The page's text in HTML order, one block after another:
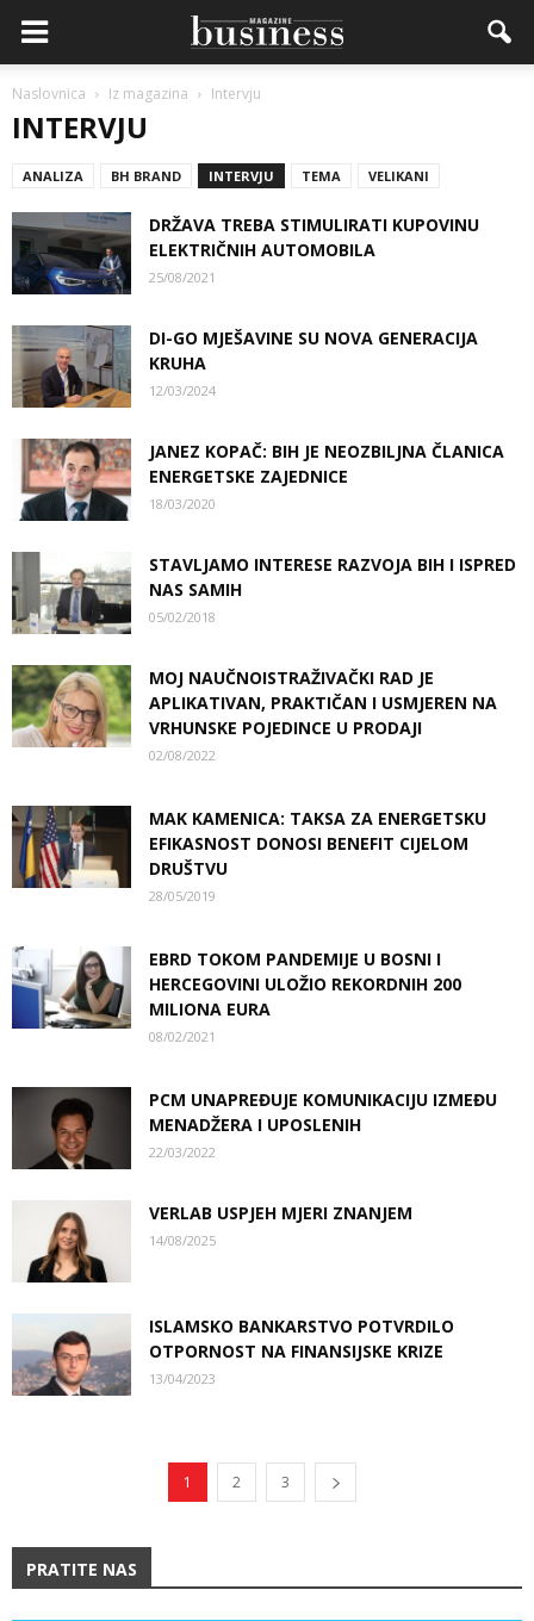
Naslovnica Iz magazina Intervju
INTERVJU
ANALIZA BH BRAND INTERVJU TEMA VELIKANI
DRŽAVA TREBA STIMULIRATI KUPOVINU
ELEKTRIČNIH AUTOMOBILA
25/08/2021
DI-GO MJEŠAVINE SU NOVA GENERACIJA
KRUHA
12/03/2024
JANEZ KOPAČ: BIH JE NEOZBILJNA ČLANICA
ENERGETSKE ZAJEDNICE
18/03/2020
STAVLJAMO INTERESE RAZVOJA BIH I ISPRED
NAS SAMIH
05/02/2018
MOJ NAUČNOISTRAŽIVAČKI RAD JE
APLIKATIVAN, PRAKTIČAN I USMJEREN NA
VRHUNSKE POJEDINCE U PRODAJI
02/08/2022
MAK KAMENICA: TAKSA ZA ENERGETSKU
EFIKASNOST DONOSI BENEFIT CIJELOM
DRUŠTVU
28/05/2019
EBRD TOKOM PANDEMIJE U BOSNI I
HERCEGOVINI ULOŽIO REKORDNIH 200
MILIONA EURA
08/02/2021
PCM UNAPREĐUJE KOMUNIKACIJU IZMEĐU
MENADŽERA I UPOSLENIH
22/03/2022
VERLAB USPJEH MJERI ZNANJEM
14/08/2025
ISLAMSKO BANKARSTVO POTVRDILO
OTPORNOST NA FINANSIJSKE KRIZE
13/04/2023
1 2 3
PRATITE NAS